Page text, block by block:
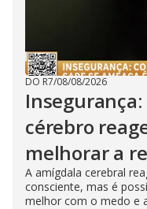
DO R7/08/08/2026
cérebro
melhorar a
A amígdala cerebral
consciente, mas é
melhor com o medo e